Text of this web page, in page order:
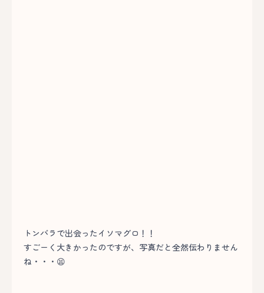
トンバラで出会ったイソマグロ！！
すごーく大きかったのですが、写真だと全然伝わりません
ね・・・😫